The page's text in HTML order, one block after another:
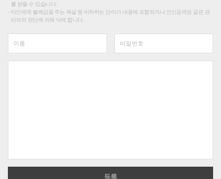
를 받을 수 있습니다.
타인에게 불쾌감을 주는 욕설 등 비하하는 단어가 내용에 포함되거나 인신공격성 글은 관
리자의 판단에 의해 삭제 합니다.